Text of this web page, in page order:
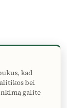
kad
bei
galite